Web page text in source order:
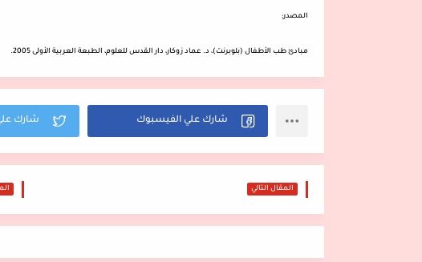
المصدر:
مبادئ طب الأطفال (بلوبرنت)، د. عماد زوكار، دار القدس للعلوم، الطبعة العربية الأولى 2005.
المقال التالي